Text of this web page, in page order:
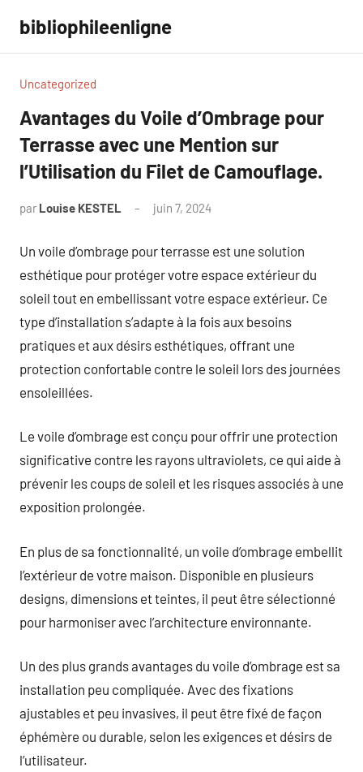
contenu
bibliophileenligne
Uncategorized
Avantages du Voile d’Ombrage pour
Terrasse avec une Mention sur
l’Utilisation du Filet de Camouflage.
par Louise KESTEL juin 7, 2024
Un voile d’ombrage pour terrasse est une solution
esthétique pour protéger votre espace extérieur du
soleil tout en embellissant votre espace extérieur. Ce
type d’installation s’adapte à la fois aux besoins
pratiques et aux désirs esthétiques, offrant une
protection confortable contre le soleil lors des journées
ensoleillées.
Le voile d’ombrage est conçu pour offrir une protection
significative contre les rayons ultraviolets, ce qui aide à
prévenir les coups de soleil et les risques associés à une
exposition prolongée.
En plus de sa fonctionnalité, un voile d’ombrage embellit
l’extérieur de votre maison. Disponible en plusieurs
designs, dimensions et teintes, il peut être sélectionné
pour harmoniser avec l’architecture environnante.
Un des plus grands avantages du voile d’ombrage est sa
installation peu compliquée. Avec des fixations
ajustables et peu invasives, il peut être fixé de façon
éphémère ou durable, selon les exigences et désirs de
l’utilisateur.